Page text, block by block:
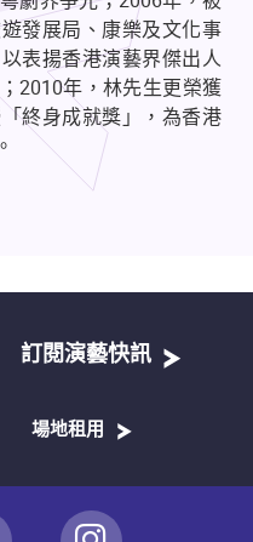
發展局、康樂及文化事
表揚香港演藝界傑出人
2010年，林先生更榮獲
終身成就獎」，為香港
訂閱演藝快訊
場地租用